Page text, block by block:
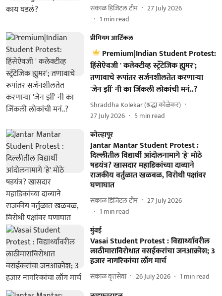
सकाळ डिजिटल टीम
27 July 2026
1 min read
प्रीमियम आर्टिकल
Premium|Indian Student Protest:
हिंसेऐवजी ' कलेक्टीव्ह स्ट्रॅटेजिक ह्युमर';
तणावाचे रूपांतर सर्जनशीलतेत करणाऱ्या
'जेन झीं' नी का जिंकली लोकांची मनं..?
Shraddha Kolekar (श्रद्धा कोळेकर)
27 July 2026
5min read
कोल्हापूर
Jantar Mantar Student Protest :
दिल्लीतील विद्यार्थी आंदोलनामागे 'हे' मोठे
षडयंत्र? खासदार महाडिकांच्या दाव्याने
राजकीय वर्तुळात खळबळ, विरोधी पक्षांवर
घणाघात
सकाळ डिजिटल टीम
27 July 2026
1 min read
मुंबई
Vasai Student Protest : विद्यार्थ्यांवरील
लाठीमाराविरोधात वसईकरांचा जनआक्रोश; 3
हजार नागरिकांचा लाँग मार्च
सकाळ वृत्तसेवा 26 July 2026 1 min read